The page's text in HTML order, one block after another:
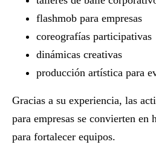
flashmob para empresas
coreografías participativas
dinámicas creativas
producción artística para
Gracias a su experiencia, las
para empresas se convierten en
para fortalecer equipos.